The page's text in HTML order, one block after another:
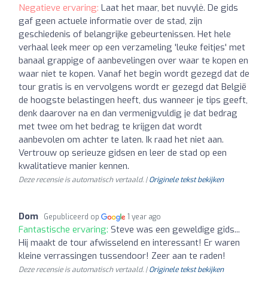
Negatieve ervaring: Laat het maar, bet nuvylė. De gids
gaf geen actuele informatie over de stad, zijn
geschiedenis of belangrijke gebeurtenissen. Het hele
verhaal leek meer op een verzameling 'leuke feitjes' met
banaal grappige of aanbevelingen over waar te kopen en
waar niet te kopen. Vanaf het begin wordt gezegd dat de
tour gratis is en vervolgens wordt er gezegd dat België
de hoogste belastingen heeft, dus wanneer je tips geeft,
denk daarover na en dan vermenigvuldig je dat bedrag
met twee om het bedrag te krijgen dat wordt
aanbevolen om achter te laten. Ik raad het niet aan.
Vertrouw op serieuze gidsen en leer de stad op een
kwalitatieve manier kennen.
Deze recensie is automatisch vertaald. |Originele tekst bekijken
Dom Gepubliceerd op 1 year ago
Fantastische ervaring: Steve was een geweldige gids...
Hij maakt de tour afwisselend en interessant! Er waren
kleine verrassingen tussendoor! Zeer aan te raden!
Deze recensie is automatisch vertaald. |Originele tekst bekijken